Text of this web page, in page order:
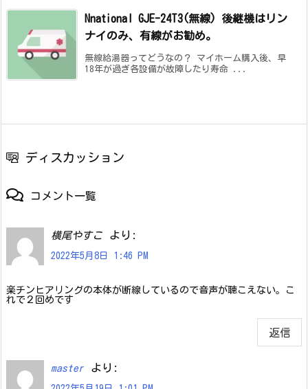
Nnational GJE-24T3(無線) 後継機はリン
ナイのみ、有線がお勧め。
無線給湯器ってどうなの？ マイホーム購入後、早
18年が過ぎ各設備が故障したり寿命 ...
ディスカッション
コメント一覧
横尾やすこ より:
2022年5月8日 1:46 PM
楽チンヒアリングの本体が断線しているので音声が聴こえない。こ
れで２回めです
返信
master より: